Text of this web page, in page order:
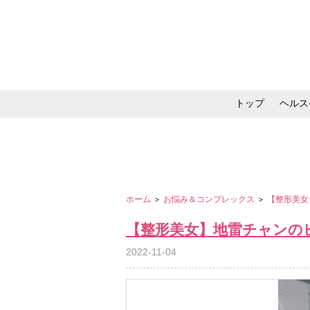
トップ ヘル
ホーム ＞ お悩み＆コンプレックス ＞ 【整形美
【整形美女】地雷チャン
2022-11-04